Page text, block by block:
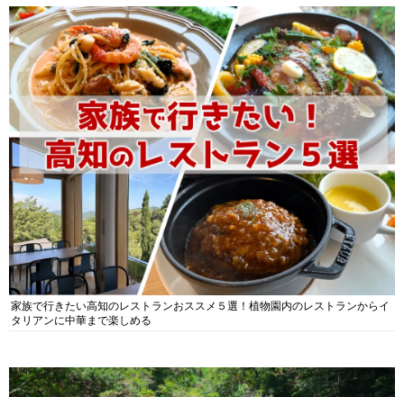
家族で行きたい高知のレストランおススメ５選！植物園内のレストランからイ
タリアンに中華まで楽しめる